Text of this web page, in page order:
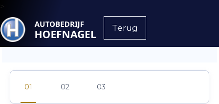
>
Terug